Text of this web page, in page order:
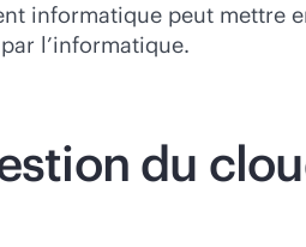
informatique peut mettre
l’informatique.
du